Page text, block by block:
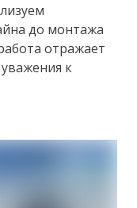
до монтажа
отражает
к